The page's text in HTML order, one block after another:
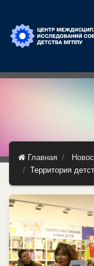
Главная
Территория